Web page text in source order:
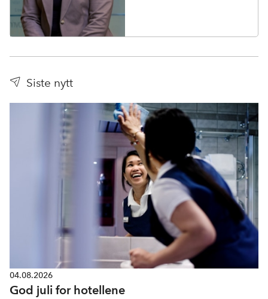
Siste nytt
04.08.2026
God juli for hotellene